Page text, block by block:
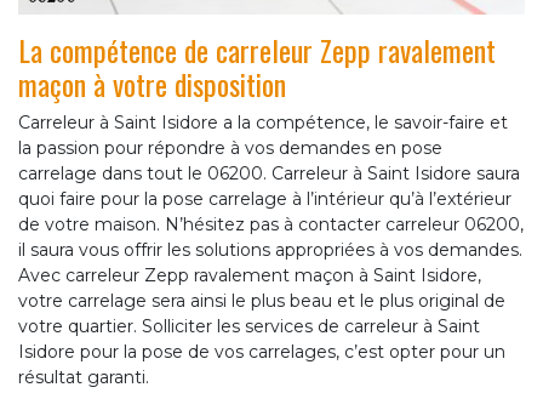
La compétence de carreleur Zepp ravalement
maçon à votre disposition
Carreleur à Saint Isidore a la compétence, le savoir-faire et
la passion pour répondre à vos demandes en pose
carrelage dans tout le 06200. Carreleur à Saint Isidore saura
quoi faire pour la pose carrelage à l’intérieur qu’à l’extérieur
de votre maison. N’hésitez pas à contacter carreleur 06200,
il saura vous offrir les solutions appropriées à vos demandes.
Avec carreleur Zepp ravalement maçon à Saint Isidore,
votre carrelage sera ainsi le plus beau et le plus original de
votre quartier. Solliciter les services de carreleur à Saint
Isidore pour la pose de vos carrelages, c’est opter pour un
résultat garanti.